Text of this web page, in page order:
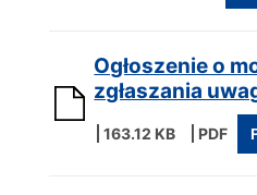
Ogłoszenie o
zgłaszania
163.12 KB